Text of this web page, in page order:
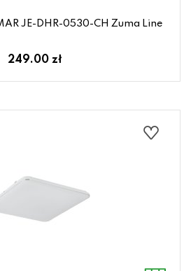
JE-DHR-0530-CH Zuma Line
249.00 zł